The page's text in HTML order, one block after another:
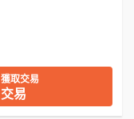
獲取交易
交易